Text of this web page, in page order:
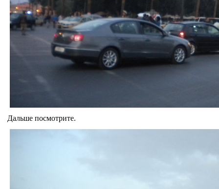
Дальше посмотрите.